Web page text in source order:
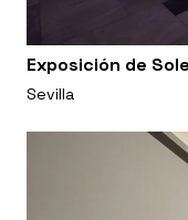
Exposición de
Sevilla